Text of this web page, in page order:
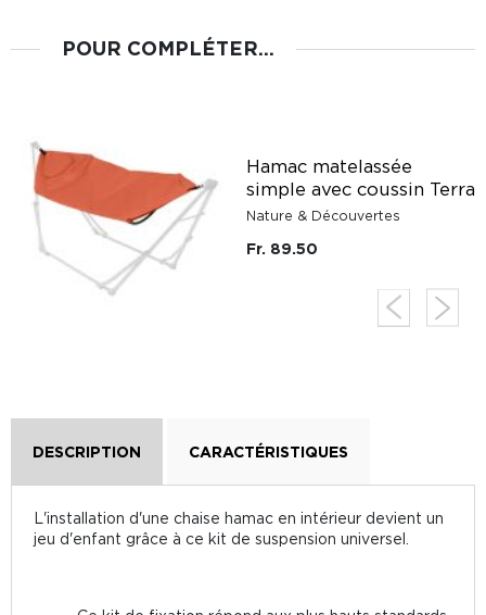
POUR COMPLÉTER...
Hamac matelassée
simple avec coussin Terra
Nature & Découvertes
Fr. 89.50
DESCRIPTION CARACTÉRISTIQUES
L'installation d'une chaise hamac en intérieur devient un
jeu d'enfant grâce à ce kit de suspension universel.